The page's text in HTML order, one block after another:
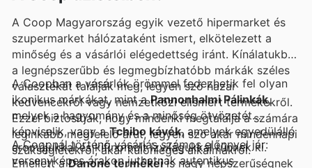
A Coop Magyarország egyik vezető hipermarket és
szupermarket hálózataként ismert, elkötelezett a
minőség és a vásárlói elégedettség iránt. Kínálatukban
a legnépszerűbb és legmegbízhatóbb márkák széles
választékát találják meg, legyen szó hazai
kedvencekről vagy nemzetközi elismert termékekről.
Ezzel biztosítják, hogy mindenki megtalálja a számára
leginkább megfelelő árut, legyen szó akár mindennapi
szükségletekről, akár különleges alkalmakról.
A Coopban a vásárlók örömmel fedezhetik fel olyan
ikonikus márkákat, mint aPannonhalmi Pálinkák,
melyek a hagyomány és a minőség ötvözetét
képviselik, vagy aTchibo kávék, amelyek egyedülálló
aromájukkal és kifinomult ízvilágukkal tűnnek ki.
Emellett aDanone termékeiis nagy népszerűségnek
A Coopnál történő vásárlás számos előnnyel jár:
versenyképes árakon juthatnak autentikus